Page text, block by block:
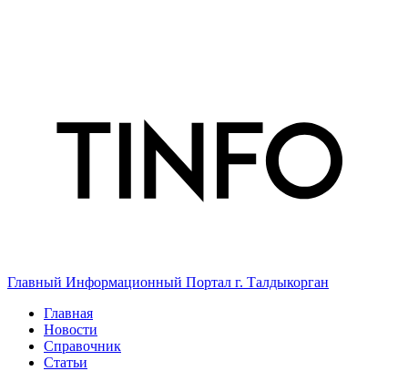
Главный Информационный Портал г. Талдыкорган
Главная
Новости
Справочник
Статьи